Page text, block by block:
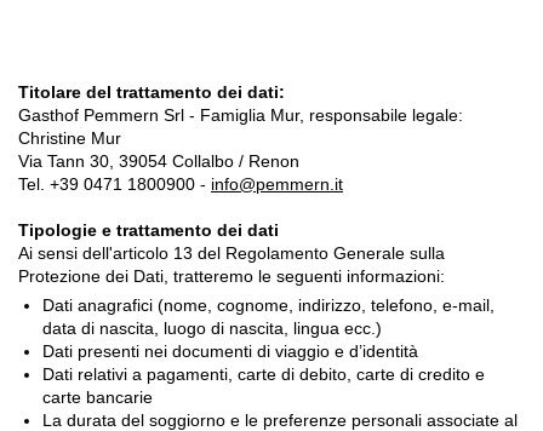
Titolare del trattamento dei dati:
Gasthof Pemmern Srl - Famiglia Mur, responsabile legale:
Christine Mur
Via Tann 30, 39054 Collalbo / Renon
Tel. +39 0471 1800900 - info@pemmern.it
Tipologie e trattamento dei dati
Ai sensi dell'articolo 13 del Regolamento Generale sulla
Protezione dei Dati, tratteremo le seguenti informazioni:
Dati anagrafici (nome, cognome, indirizzo, telefono, e-mail,
data di nascita, luogo di nascita, lingua ecc.)
Dati presenti nei documenti di viaggio e d’identità
Dati relativi a pagamenti, carte di debito, carte di credito e
carte bancarie
La durata del soggiorno e le preferenze personali associate al